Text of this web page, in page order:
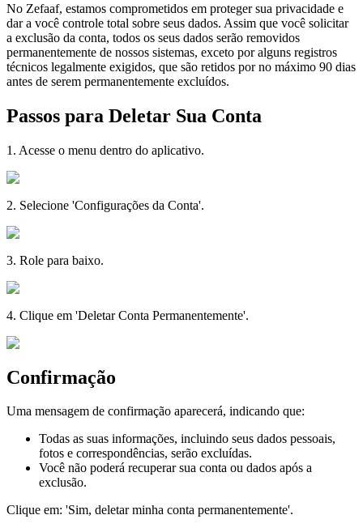
No Zefaaf, estamos comprometidos em proteger sua privacidade e
dar a você controle total sobre seus dados. Assim que você solicitar
a exclusão da conta, todos os seus dados serão removidos
permanentemente de nossos sistemas, exceto por alguns registros
técnicos legalmente exigidos, que são retidos por no máximo 90 dias
antes de serem permanentemente excluídos.
Passos para Deletar Sua Conta
1. Acesse o menu dentro do aplicativo.
2. Selecione 'Configurações da Conta'.
3. Role para baixo.
4. Clique em 'Deletar Conta Permanentemente'.
Confirmação
Uma mensagem de confirmação aparecerá, indicando que:
Todas as suas informações, incluindo seus dados pessoais,
fotos e correspondências, serão excluídas.
Você não poderá recuperar sua conta ou dados após a
exclusão.
Clique em: 'Sim, deletar minha conta permanentemente'.